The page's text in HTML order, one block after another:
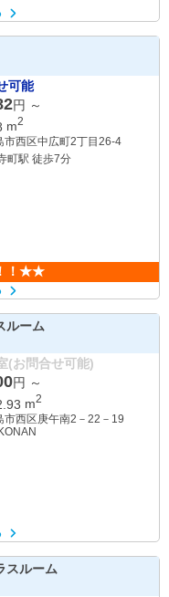
可能
円 ～
m2
市西区中広町2丁目26-4
町駅 徒歩7分
！★★
ルーム
(お問合せ可能)
円 ～
m2
市西区庚午南2－22－19
スルーム